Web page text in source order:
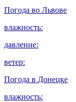
Погода во Львове
влажность:
давление:
ветер:
Погода в Донецке
влажность: